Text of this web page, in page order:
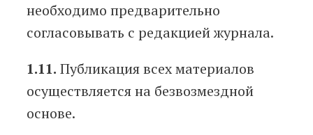
необходимо предварительно
согласовывать с редакцией журнала.
1.11. Публикация всех материалов
осуществляется на безвозмездной
основе.